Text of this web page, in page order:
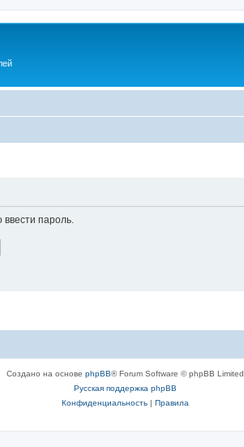
пароль.
Создано на основе phpBB® Forum Software © phpBB Limited
Русская поддержка phpBB
Конфиденциальность| Правила